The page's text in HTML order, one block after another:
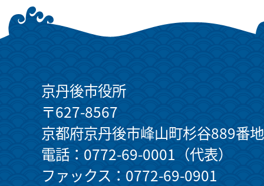
京丹後市役所
〒627-8567
京都府京丹後市峰山町杉谷889番地
電話：0772-69-0001（代表）
ファックス：0772-69-0901